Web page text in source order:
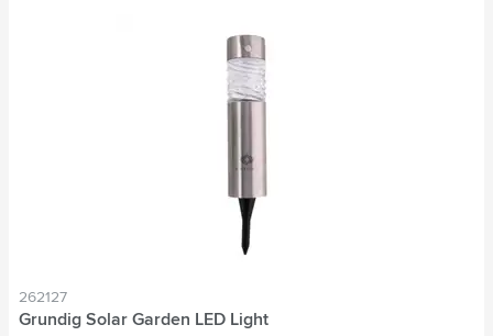
262127
Grundig Solar Garden LED Light